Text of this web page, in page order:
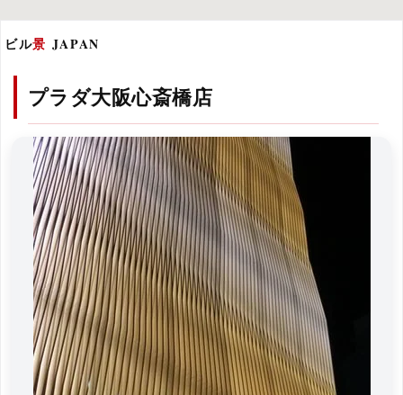
ビル景 JAPAN
プラダ大阪心斎橋店